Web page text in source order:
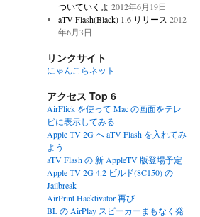
ついていくよ 2012年6月19日
aTV Flash(Black) 1.6 リリース 2012
年6月3日
リンクサイト
にゃんこらネット
アクセス Top 6
AirFlick を使って Mac の画面をテレ
ビに表示してみる
Apple TV 2G へ aTV Flash を入れてみ
よう
aTV Flash の 新 AppleTV 版登場予定
Apple TV 2G 4.2 ビルド(8C150) の
Jailbreak
AirPrint Hacktivator 再び
BL の AirPlay スピーカーまもなく発